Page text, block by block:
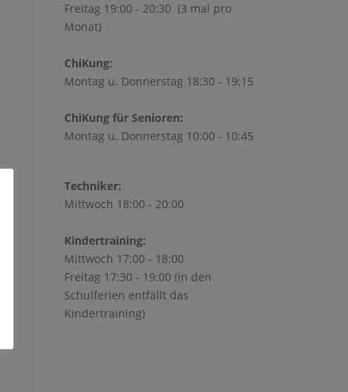
Freitag 19:00 - 20:30 (3 mal pro
Monat)
ChiKung:
Montag u. Donnerstag 18:30 - 19:15
ChiKung für Senioren:
Montag u. Donnerstag 10:00 - 10:45
Techniker:
Mittwoch 18:00 - 20:00
Kindertraining:
Mittwoch 17:00 - 18:00
Freitag 17:30 - 19:00 (in den
Schulferien entfällt das
Kindertraining)